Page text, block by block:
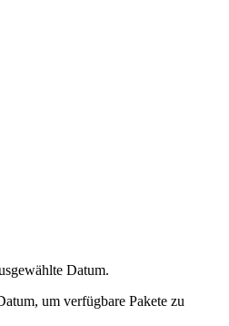
Datum.
um verfügbare Pakete zu